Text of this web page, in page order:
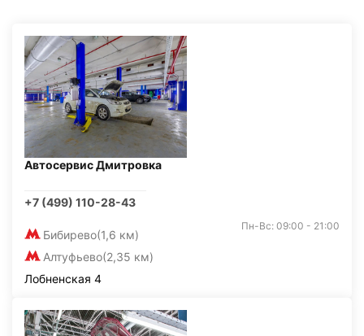
Автосервис Дмитровка
+7 (499) 110-28-43
Бибирево(1,6 км)
Алтуфьево(2,35 км)
Пн-Вс: 09:00 - 21:00
Лобненская 4